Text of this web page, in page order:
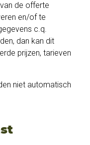
de offerte
en/of te
c.q.
dan kan dit
prijzen, tarieven
niet automatisch